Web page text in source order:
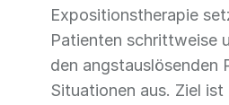
Expositionstherapie
Patienten schrittweise
den angstauslösenden
Situationen aus. Ziel ist